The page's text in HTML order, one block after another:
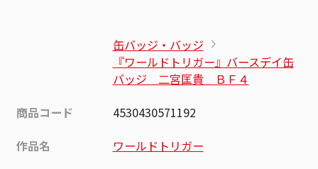
缶バッジ・バッジ
『ワールドトリガー』バースデイ缶
バッジ 二宮匡貴 ＢＦ４
商品コード
4530430571192
作品名
ワールドトリガー